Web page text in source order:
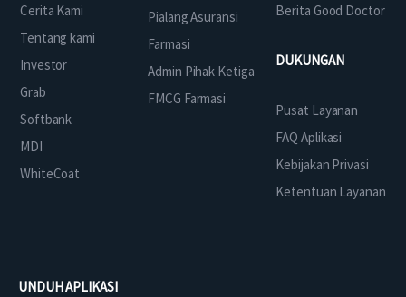
Cerita Kami
Tentang kami
Investor
Grab
Softbank
MDI
WhiteCoat
Pialang Asuransi
Farmasi
Admin Pihak Ketiga
FMCG Farmasi
Berita Good Doctor
DUKUNGAN
Pusat Layanan
FAQ Aplikasi
Kebijakan Privasi
Ketentuan Layanan
UNDUH APLIKASI